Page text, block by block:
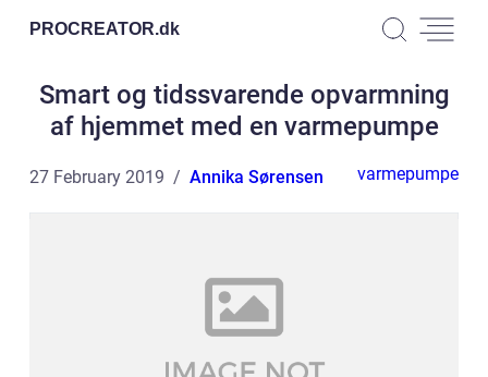
PROCREATOR.dk
Smart og tidssvarende opvarmning
af hjemmet med en varmepumpe
27 February 2019 Annika Sørensen varmepumpe